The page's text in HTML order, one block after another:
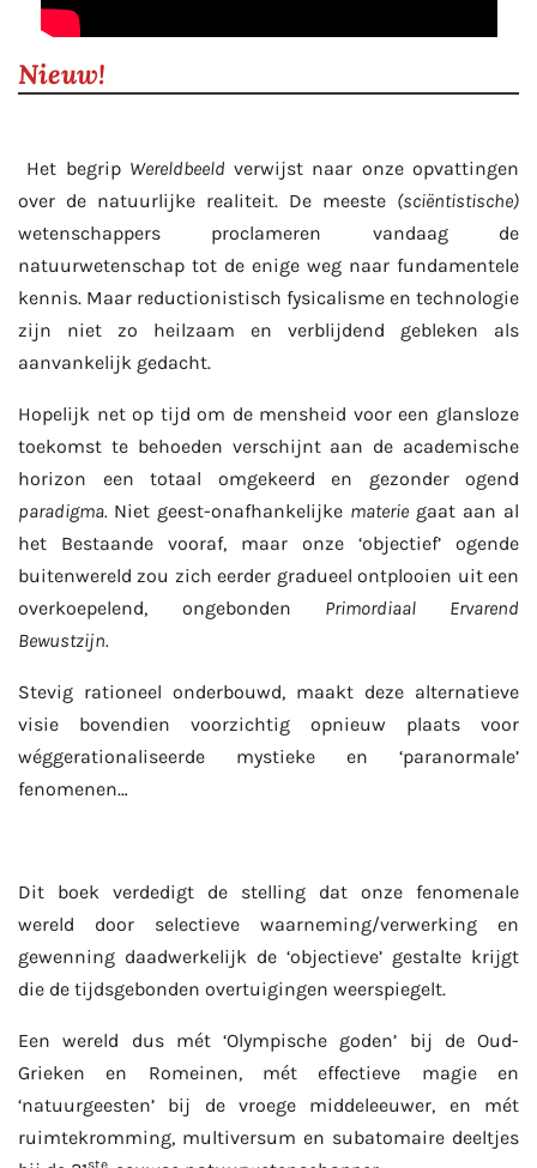
Nieuw!
Het begrip Wereldbeeld verwijst naar onze opvattingen
over de natuurlijke realiteit. De meeste (sciëntistische)
wetenschappers proclameren vandaag de
natuurwetenschap tot de enige weg naar fundamentele
kennis. Maar reductionistisch fysicalisme en technologie
zijn niet zo heilzaam en verblijdend gebleken als
aanvankelijk gedacht.
Hopelijk net op tijd om de mensheid voor een glansloze
toekomst te behoeden verschijnt aan de academische
horizon een totaal omgekeerd en gezonder ogend
paradigma. Niet geest-onafhankelijke materie gaat aan al
het Bestaande vooraf, maar onze ‘objectief’ ogende
buitenwereld zou zich eerder gradueel ontplooien uit een
overkoepelend, ongebonden Primordiaal Ervarend
Bewustzijn.
Stevig rationeel onderbouwd, maakt deze alternatieve
visie bovendien voorzichtig opnieuw plaats voor
wéggerationaliseerde mystieke en ‘paranormale’
fenomenen…
Dit boek verdedigt de stelling dat onze fenomenale
wereld door selectieve waarneming/verwerking en
gewenning daadwerkelijk de ‘objectieve’ gestalte krijgt
die de tijdsgebonden overtuigingen weerspiegelt.
Een wereld dus mét ‘Olympische goden’ bij de Oud-
Grieken en Romeinen, mét effectieve magie en
‘natuurgeesten’ bij de vroege middeleeuwer, en mét
ruimtekromming, multiversum en subatomaire deeltjes
ste